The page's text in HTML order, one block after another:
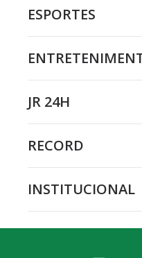
ESPORTES
JR 24H
RECORD
INSTITUCIONAL